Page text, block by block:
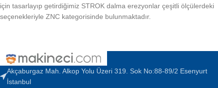
için tasarlayıp getirdiğimiz STROK dalma erezyonlar çeşitli ölçülerdeki
seçenekleriyle ZNC kategorisinde bulunmaktadır.
Akçaburgaz Mah. Alkop Yolu Üzeri 319. Sok No:88-89/2 Esenyurt
İstanbul